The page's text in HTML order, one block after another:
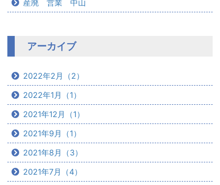
産廃 営業 中山
アーカイブ
2022年2月（2）
2022年1月（1）
2021年12月（1）
2021年9月（1）
2021年8月（3）
2021年7月（4）